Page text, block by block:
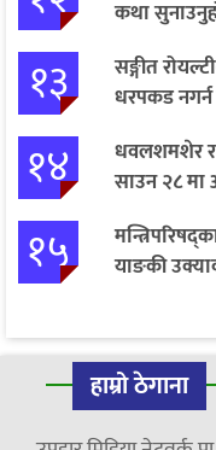
कथा
१३
सङ्गीत
धरपकड
१४
धवलशमशेर र
साउन २८ मा
१५
याङकी
हाम्रो ठेगाना